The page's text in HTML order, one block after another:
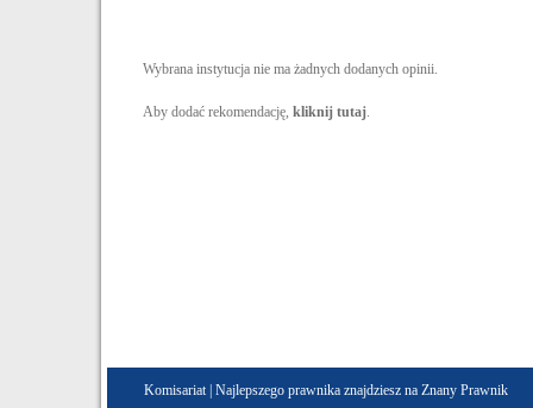
Wybrana instytucja nie ma żadnych dodanych opinii.
Aby dodać rekomendację, kliknij tutaj.
Komisariat| Najlepszego prawnika znajdziesz na Znany Prawnik